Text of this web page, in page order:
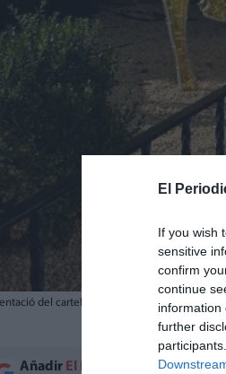
El
If you wish
sensitive
confirm
continue
information
further
del cartel de la Fira de Nadal de Calp. /
Añadir El Periodico de Aquí